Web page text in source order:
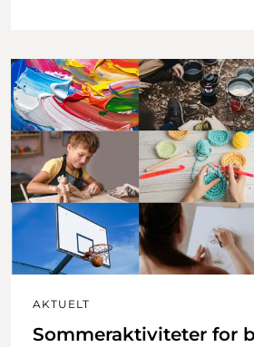
AKTUELT
Sommeraktiviteter for